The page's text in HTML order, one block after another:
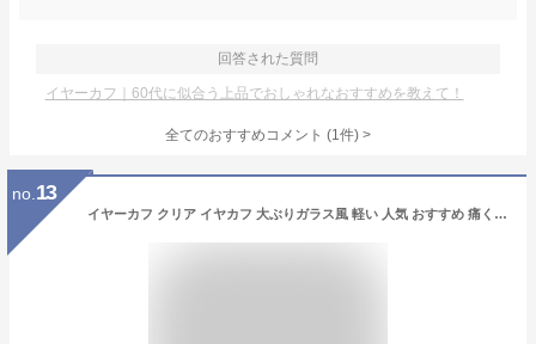
回答された質問
イヤーカフ｜60代に似合う上品でおしゃれなおすすめを教えて！
全てのおすすめコメント (1件) >
no. 13
イヤーカフ クリア イヤカフ 大ぶりガラス風 軽い 人気 おすすめ 痛くない 金属アレルギー対応 高級 両耳 両耳用 セット 大人 レディース 上品 日本製 おしゃれ トレンド 30代 40代 50代 60代 大人 アクリル 透明